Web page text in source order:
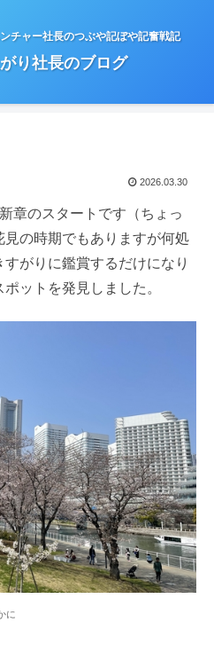
チャー社長のつぶや記ぼや記奮戦記
り社長のブログ
2026.03.30
章のスタートです（ちょっ
の時期でもありますが何処
がりに鑑賞するだけになり
ットを発見しました。
に